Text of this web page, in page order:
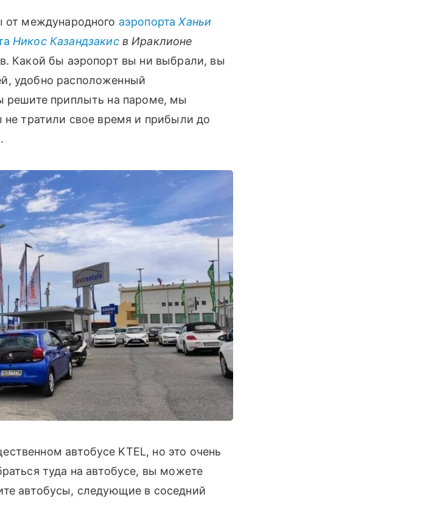
от международного аэропортаХаньи
Никос Казандзакисв Ираклионе
Какой бы аэропорт вы ни выбрали, вы
удобно расположенный
решите приплыть на пароме, мы
тратили свое время и прибыли до
автобусе KTEL, но это очень
туда на автобусе, вы можете
автобусы, следующие в соседний